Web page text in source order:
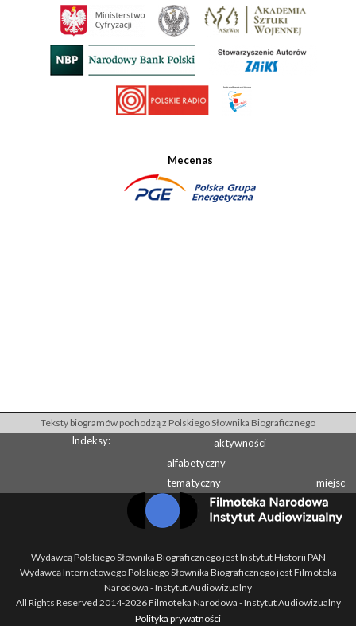
Mecenas
Teksty biogramów pochodzą z Polskiego Słownika Biograficznego
Indeksy:
aktywności
alfabetyczny
tematyczny
miejsc
Wydawcą Polskiego Słownika Biograficznego jest Instytut Historii PAN
Wydawcą Internetowego Polskiego Słownika Biograficznego jest Filmoteka
Narodowa - Instytut Audiowizualny
All Rights Reserved 2014-2026Filmoteka Narodowa - Instytut Audiowizualny
Polityka prywatności